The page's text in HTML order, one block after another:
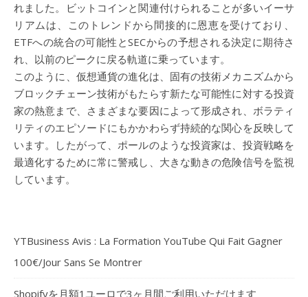
れました。ビットコインと関連付けられることが多いイーサ
リアムは、このトレンドから間接的に恩恵を受けており、
ETFへの統合の可能性とSECからの予想される決定に期待さ
れ、以前のピークに戻る軌道に乗っています。
このように、仮想通貨の進化は、固有の技術メカニズムから
ブロックチェーン技術がもたらす新たな可能性に対する投資
家の熱意まで、さまざまな要因によって形成され、ボラティ
リティのエピソードにもかかわらず持続的な関心を反映して
います。したがって、ポールのような投資家は、投資戦略を
最適化するために常に警戒し、大きな動きの危険信号を監視
しています。
YTBusiness Avis : La Formation YouTube Qui Fait Gagner
100€/Jour Sans Se Montrer
Shopifyを月額1ユーロで3ヶ月間ご利用いただけます